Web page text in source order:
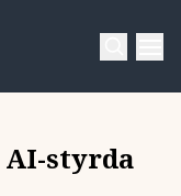
AI-styrda